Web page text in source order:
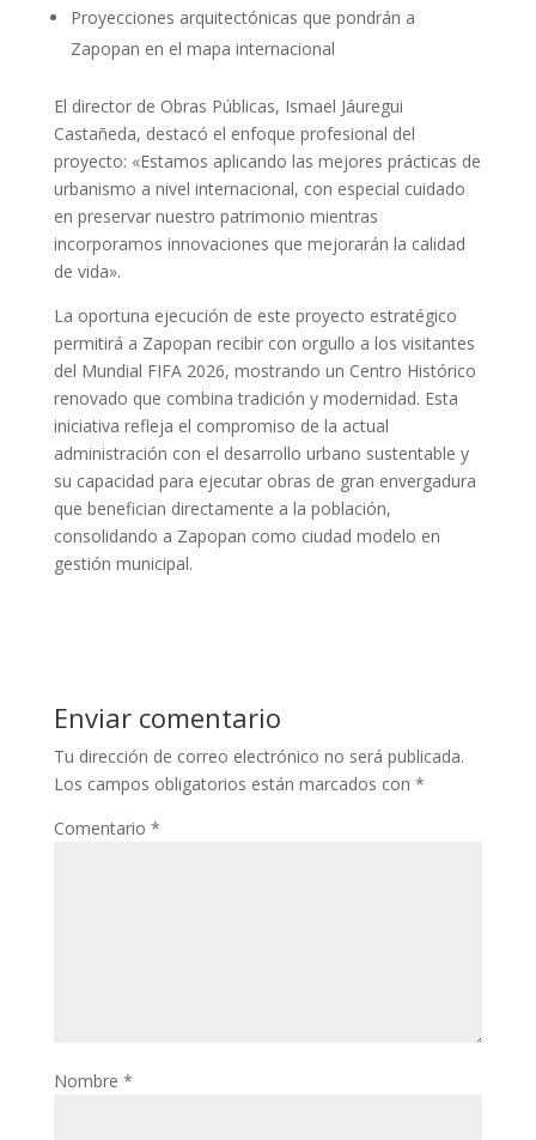
Proyecciones arquitectónicas que pondrán a
Zapopan en el mapa internacional
El director de Obras Públicas, Ismael Jáuregui
Castañeda, destacó el enfoque profesional del
proyecto: «Estamos aplicando las mejores prácticas de
urbanismo a nivel internacional, con especial cuidado
en preservar nuestro patrimonio mientras
incorporamos innovaciones que mejorarán la calidad
de vida».
La oportuna ejecución de este proyecto estratégico
permitirá a Zapopan recibir con orgullo a los visitantes
del Mundial FIFA 2026, mostrando un Centro Histórico
renovado que combina tradición y modernidad. Esta
iniciativa refleja el compromiso de la actual
administración con el desarrollo urbano sustentable y
su capacidad para ejecutar obras de gran envergadura
que benefician directamente a la población,
consolidando a Zapopan como ciudad modelo en
gestión municipal.
Enviar comentario
Tu dirección de correo electrónico no será publicada.
Los campos obligatorios están marcados con *
Comentario *
Nombre *